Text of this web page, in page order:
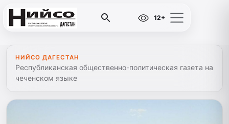
12+
НИЙСО ДАГЕСТАН
Республиканская общественно-политическая газета на
чеченском языке